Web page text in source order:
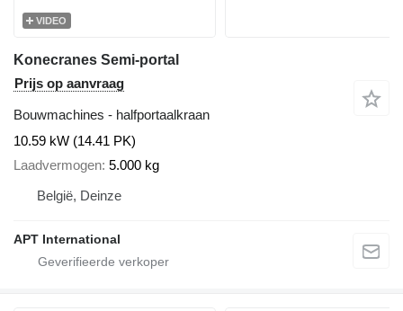
VIDEO
Konecranes Semi-portal
Prijs op aanvraag
Bouwmachines - halfportaalkraan
10.59 kW (14.41 PK)
Laadvermogen 5.000 kg
België, Deinze
APT International